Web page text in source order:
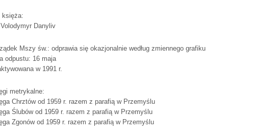
księża:
Danyliv
Mszy św.: odprawia się okazjonalnie według zmiennego grafiku
odpustu: 16 maja
w 1991 r.
metrykalne:
Chrztów od 1959 r. razem z parafią w Przemyślu
Ślubów od 1959 r. razem z parafią w Przemyślu
Zgonów od 1959 r. razem z parafią w Przemyślu